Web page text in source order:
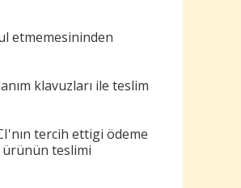
etmemesininden
klavuzları ile teslim
tercih ettigi ödeme
ürünün teslimi